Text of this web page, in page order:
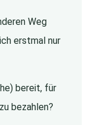
Weg
erstmal nur
bereit, für
bezahlen?